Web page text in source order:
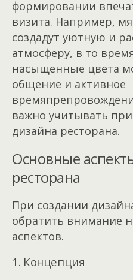
формировании
визита. Например,
создадут уютную и
атмосферу, в то
насыщенные цвета
общение и активное
важно учитывать
дизайна ресторана.
Основные
ресторана
При создании
обратить внимание
аспектов.
1. Концепция